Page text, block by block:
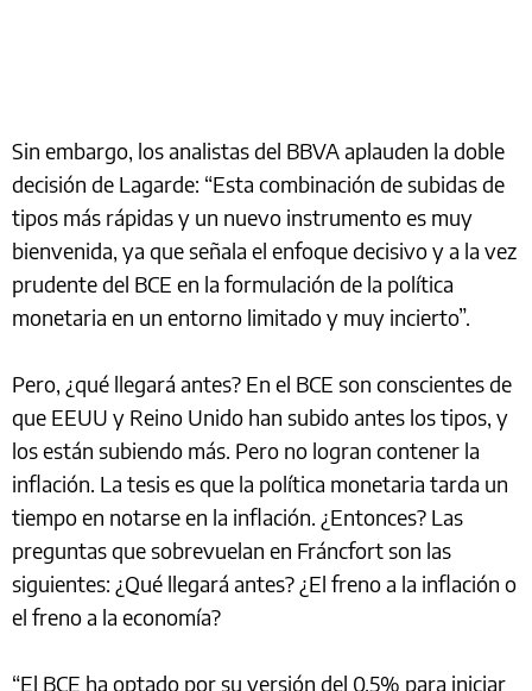
Sin embargo, los analistas del BBVA aplauden la doble
decisión de Lagarde: “Esta combinación de subidas de
tipos más rápidas y un nuevo instrumento es muy
bienvenida, ya que señala el enfoque decisivo y a la vez
prudente del BCE en la formulación de la política
monetaria en un entorno limitado y muy incierto”.
Pero, ¿qué llegará antes? En el BCE son conscientes de
que EEUU y Reino Unido han subido antes los tipos, y
los están subiendo más. Pero no logran contener la
inflación. La tesis es que la política monetaria tarda un
tiempo en notarse en la inflación. ¿Entonces? Las
preguntas que sobrevuelan en Fráncfort son las
siguientes: ¿Qué llegará antes? ¿El freno a la inflación o
el freno a la economía?
“El BCE ha optado por su versión del 0,5% para iniciar